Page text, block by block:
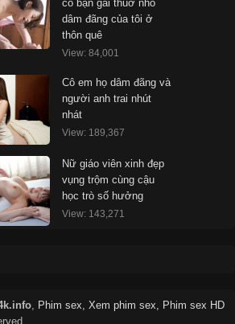
cô bạn gái thuở nhỏ
dâm đãng của tôi ở
thôn quê
View: 84,001
Cô em họ dâm đãng và
người anh trai nhút
nhát
View: 189,367
Nữ giáo viên xinh đẹp
vụng trộm cùng cậu
học trò số hưởng
View: 143,271
Phim sex, Xem phim sex, Phim sex HD